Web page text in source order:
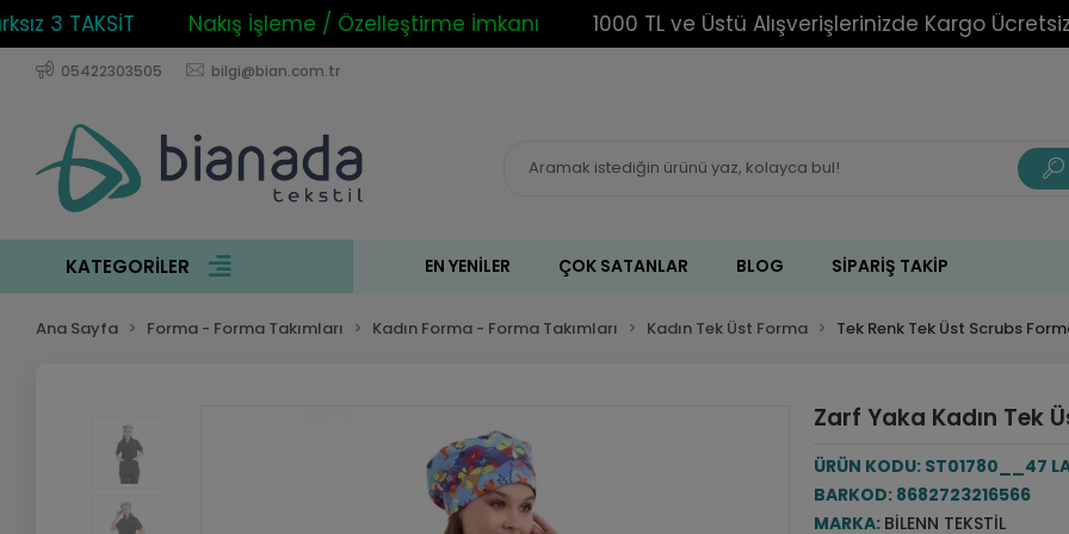
3 TAKSİT Nakış İşleme / Özelleştirme İmkanı 1000 TL ve Üstü Alışverişlerinizde Kargo Ücretsiz!
05422303505 bilgi@bian.com.tr
KATEGORİLER EN YENILER ÇOK SATANLAR BLOG SIPARIŞ TAKIP
Ana Sayfa Forma - Forma Takımları Kadın Forma - Forma Takımları Kadın Tek Üst Forma Tek Renk Tek Üst Scrubs
Zarf Yaka Kadın Tek
ÜRÜN KODU: ST01780__47
BARKOD: 8682723216566
MARKA: BILENN TEKSTIL